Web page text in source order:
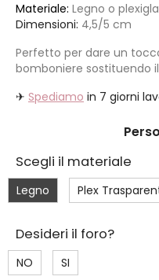
Materiale: Legno o
Dimensioni: 4,5/5 cm
Perfetto per dare un
bomboniere sostituendo
✈ Spediamo in 7 giorni
Scegli il materiale
Legno Plex
Desideri il foro?
NO SI